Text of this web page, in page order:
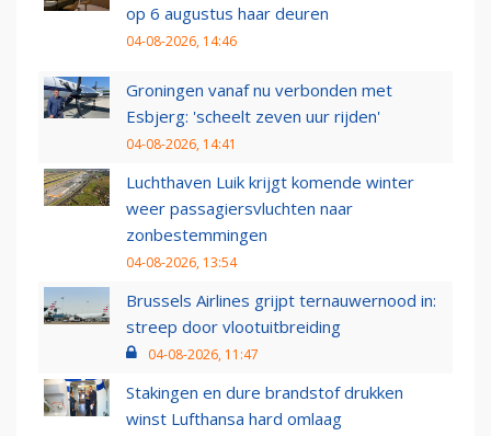
op 6 augustus haar deuren
04-08-2026, 14:46
Groningen vanaf nu verbonden met
Esbjerg: 'scheelt zeven uur rijden'
04-08-2026, 14:41
Luchthaven Luik krijgt komende winter
weer passagiersvluchten naar
zonbestemmingen
04-08-2026, 13:54
Brussels Airlines grijpt ternauwernood in:
streep door vlootuitbreiding
04-08-2026, 11:47
Stakingen en dure brandstof drukken
winst Lufthansa hard omlaag